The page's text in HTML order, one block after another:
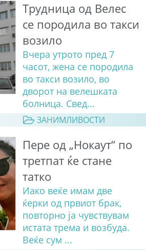
Трудница од Велес
се породила во такси
возило
Вчера утрото пред 7
часот, жена се породила
во такси возило, во
дворот на велешката
болница. Свед...
ЗАНИМЛИВОСТИ
Пере од „Нокаут“ по
третпат ќе стане
татко
Иако веќе имам две
ќерки од првиот брак,
повторно ја чувствувам
истата трема и возбуда.
Веќе сум ...